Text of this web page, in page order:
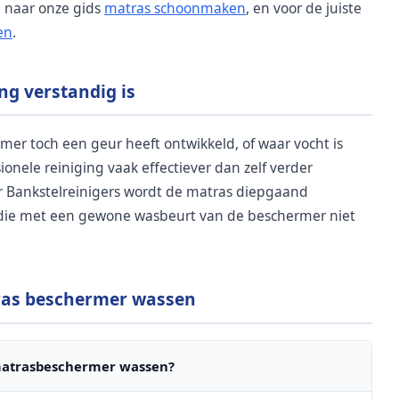
onze gids matras schoonmaken, en voor de juiste
.
verstandig is
toch een geur heeft ontwikkeld, of waar vocht is
reiniging vaak effectiever dan zelf verder
wordt de matras diepgaand
met een gewone wasbeurt van de beschermer niet
beschermer wassen
wassen?